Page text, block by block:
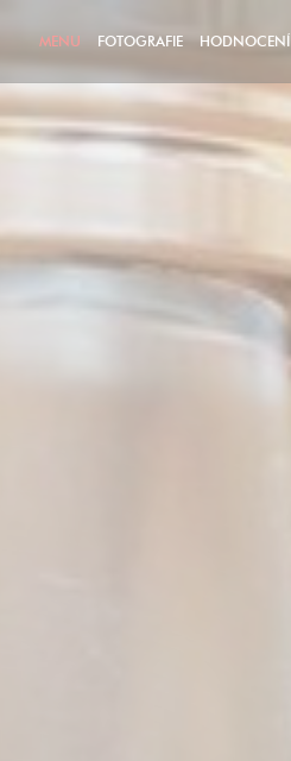
MENU FOTOGRAFIE HODNOCENÍ